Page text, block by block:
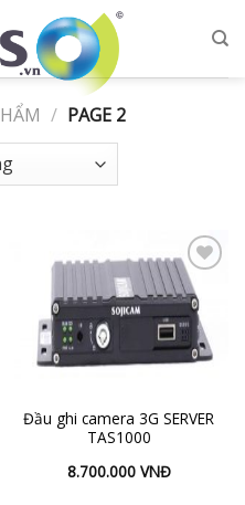
/ PAGE 2
Add to
Wishlist
Đầu ghi camera 3G SERVER
TAS1000
8.700.000 VNĐ